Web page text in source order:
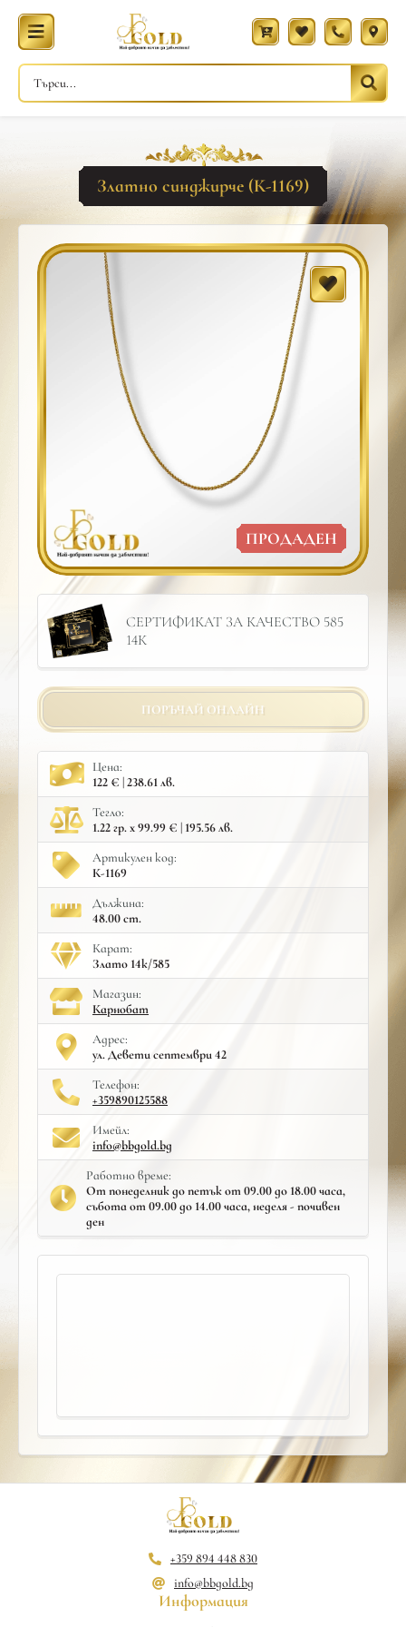
Златно синджирче (К-1169)
ПРОДАДЕН
СЕРТИФИКАТ ЗА КАЧЕСТВО 585
14К
ПОРЪЧАЙ ОНЛАЙН
Цена:
122 € | 238.61 лв.
Тегло:
1.22 гр. x 99.99 € | 195.56 лв.
Артикулен код:
К-1169
Дължина:
48.00 cm.
Карат:
Злато 14к/585
Mагазин:
Карнобат
Адрес:
ул. Девети септември 42
Телефон:
+359890125588
Имейл:
info@bbgold.bg
Работно време:
От понеделник до петък от 09.00 до 18.00 часа,
събота от 09.00 до 14.00 часа, неделя - почивен
ден
+359 894 448 830
info@bbgold.bg
Информация